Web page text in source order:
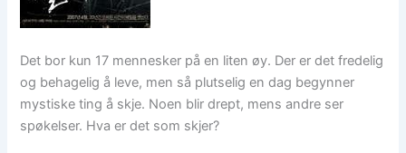
Det bor kun 17 mennesker på en liten øy. Der er det fredelig
og behagelig å leve, men så plutselig en dag begynner
mystiske ting å skje. Noen blir drept, mens andre ser
spøkelser. Hva er det som skjer?